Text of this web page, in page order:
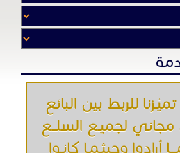
باقات الإعلانات
اتصل بنا